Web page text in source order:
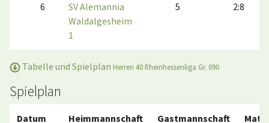
6
SV Alemannia
Waldalgesheim
1
5 2:8
Tabelle und Spielplan Herren 40 Rheinhessenliga Gr. 090
Spielplan
Datum Heimmannschaft Gastmannschaft